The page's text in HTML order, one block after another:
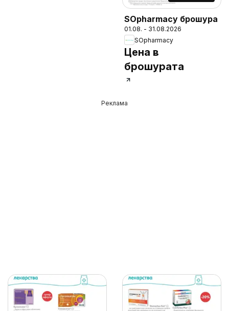
SOpharmacy брошура
01.08. - 31.08.2026
SOpharmacy
Цена в
брошурата
Реклама